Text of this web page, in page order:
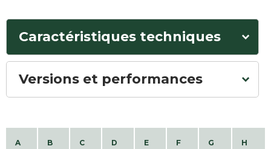
Caractéristiques techniques
Versions et performances
A
B
C
D
E
F
G
H